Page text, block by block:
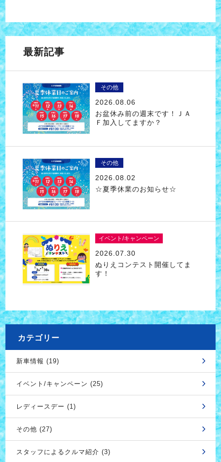
最新記事
その他
2026.08.06
お盆休み前の週末です！ＪＡ
Ｆ加入してますか？
その他
2026.08.02
☆夏季休業のお知らせ☆
イベント/キャンペーン
2026.07.30
ぬりえコンテスト開催してま
す！
カテゴリー
新車情報 (19)
イベント/キャンペーン (25)
レディースデー (1)
その他 (27)
スタッフによるクルマ紹介 (3)